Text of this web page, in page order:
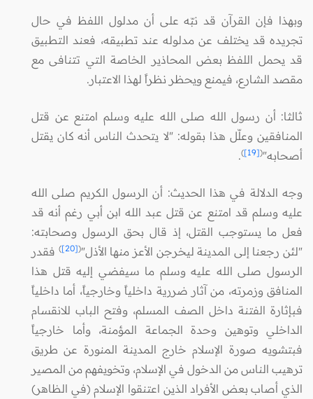
وبهذا فإن القرآن قد نبّه على أن مدلول اللفظ في حال
تجريده قد يختلف عن مدلوله عند تطبيقه، فعند التطبيق
قد يحمل اللفظ بعض المحاذير الخاصة التي تتنافى مع
مقصد الشارع، فيمنع ويحظر نظراً لهذا الاعتبار.
ثالثا: أن رسول الله صلى الله عليه وسلم امتنع عن قتل
المنافقين وعلّل هذا بقوله: "لا يتحدث الناس أنه كان يقتل
أصحابه"(
[19]
)
.
وجه الدلالة في هذا الحديث: أن الرسول الكريم صلى الله
عليه وسلم قد امتنع عن قتل عبد الله ابن أبي رغم أنه قد
فعل ما يستوجب القتل، إذ قال بحق الرسول وصحابته:
"لئن رجعنا إلى المدينة ليخرجن الأعز منها الأذل"(
[20]
) فقدر
الرسول صلى الله عليه وسلم ما سيفضي إليه قتل هذا
المنافق وزمرته، من آثار ضررية داخلياً وخارجياً، أما داخلياً
فبإثارة الفتنة داخل الصف المسلم، وفتح الباب للانقسام
الداخلي وتوهين وحدة الجماعة المؤمنة، وأما خارجياً
فبتشويه صورة الإسلام خارج المدينة المنورة عن طريق
ترهيب الناس من الدخول في الإسلام، وتخويفهم من المصير
الذي أصاب بعض الأفراد الذين اعتنقوا الإسلام (في الظاهر)